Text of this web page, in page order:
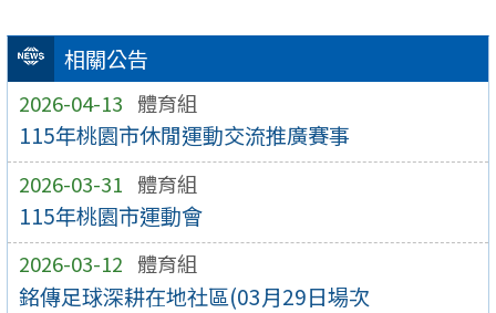
相關公告
2026-04-13 體育組
115年桃園市休閒運動交流推廣賽事
2026-03-31 體育組
115年桃園市運動會
2026-03-12 體育組
銘傳足球深耕在地社區(03月29日場次